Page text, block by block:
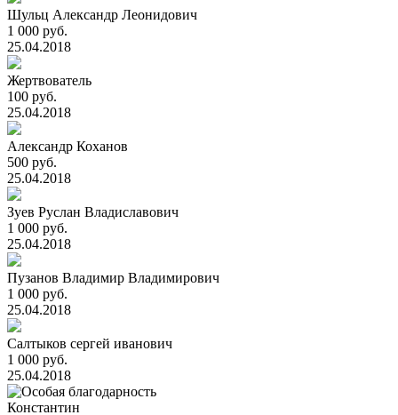
Шульц Александр Леонидович
1 000 руб.
25.04.2018
Жертвователь
100 руб.
25.04.2018
Александр Коханов
500 руб.
25.04.2018
Зуев Руслан Владиславович
1 000 руб.
25.04.2018
Пузанов Владимир Владимирович
1 000 руб.
25.04.2018
Салтыков сергей иванович
1 000 руб.
25.04.2018
Константин